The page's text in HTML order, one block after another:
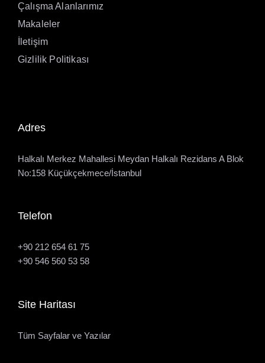
Çalışma Alanlarımız
Makaleler
İletişim
Gizlilik Politikası
Adres
Halkalı Merkez Mahallesi Meydan Halkalı Rezidans A Blok
No:158 Küçükçekmece/İstanbul
Telefon
+90 212 654 61 75
+90 546 560 53 58
Site Haritası
Tüm Sayfalar ve Yazılar